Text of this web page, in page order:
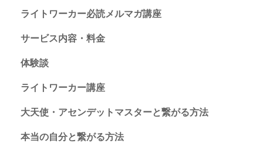
ライトワーカー必読メルマガ講座
サービス内容・料金
体験談
ライトワーカー講座
大天使・アセンデットマスターと繋がる方法
本当の自分と繋がる方法